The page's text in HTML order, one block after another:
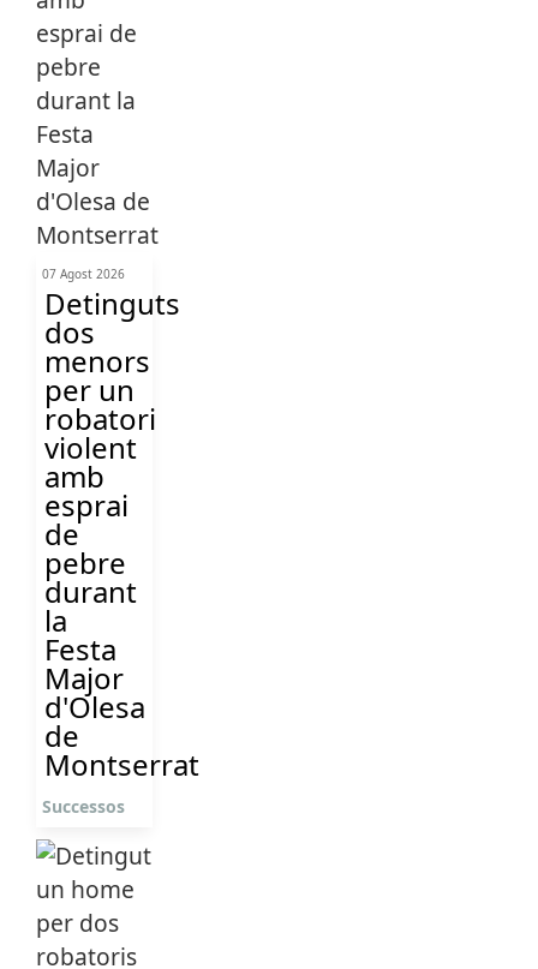
07 Agost 2026
Detinguts
dos
menors
per un
robatori
violent
amb
esprai
de
pebre
durant
la
Festa
Major
d'Olesa
de
Montserrat
Successos